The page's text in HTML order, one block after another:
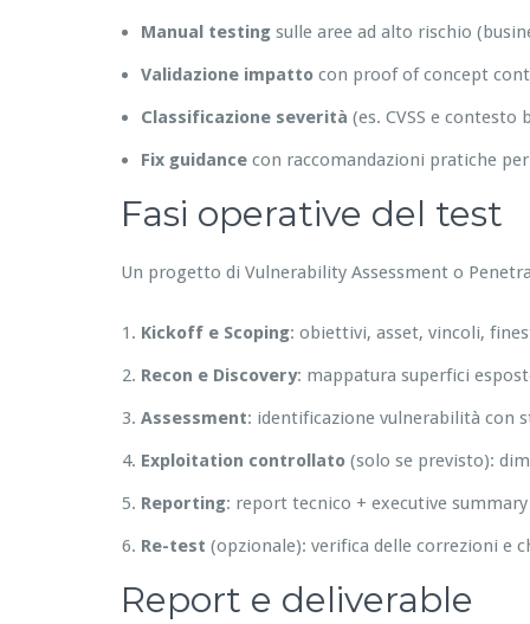
Manual testing sulle aree ad alto rischio
Validazione impatto con proof of concept
Classificazione severità (es. CVSS e contesto
Fix guidance con raccomandazioni pratiche
Fasi operative del test
Un progetto di Vulnerability Assessment o
Kickoff e Scoping: obiettivi, asset, vincoli,
Recon e Discovery: mappatura superfici
Assessment: identificazione vulnerabilità con
Exploitation controllato (solo se previsto):
Reporting: report tecnico + executive
Re-test (opzionale): verifica delle correzioni e
Report e deliverable